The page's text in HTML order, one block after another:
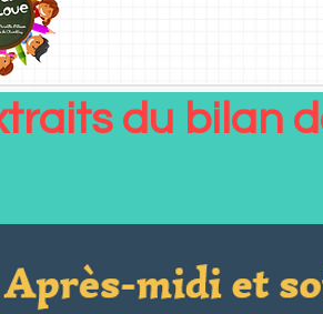
du bilan